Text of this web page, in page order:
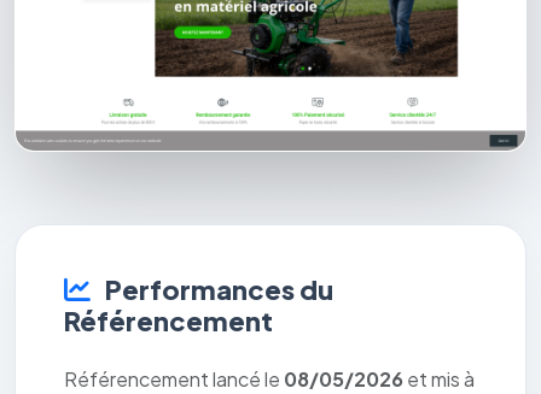
Performances du
Référencement
Référencement lancé le 08/05/2026 et mis à